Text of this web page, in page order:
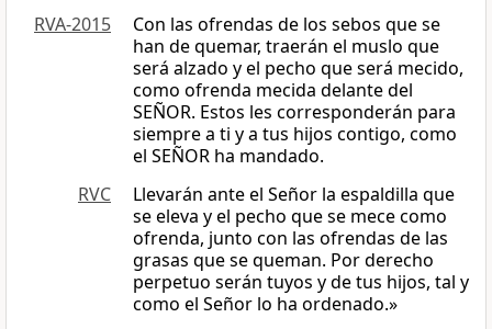
RVA-2015
Con las ofrendas de los sebos que se
han de quemar, traerán el muslo que
será alzado y el pecho que será mecido,
como ofrenda mecida delante del
SEÑOR. Estos les corresponderán para
siempre a ti y a tus hijos contigo, como
el SEÑOR ha mandado.
RVC
Llevarán ante el Señor la espaldilla que
se eleva y el pecho que se mece como
ofrenda, junto con las ofrendas de las
grasas que se queman. Por derecho
perpetuo serán tuyos y de tus hijos, tal y
como el Señor lo ha ordenado.»